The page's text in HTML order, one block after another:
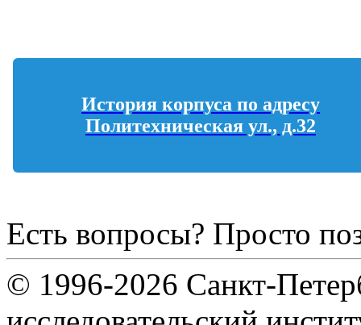
История корпуса по адресу
Политехническая ул., д.32
Есть вопросы? Просто
© 1996-2026 Санкт-